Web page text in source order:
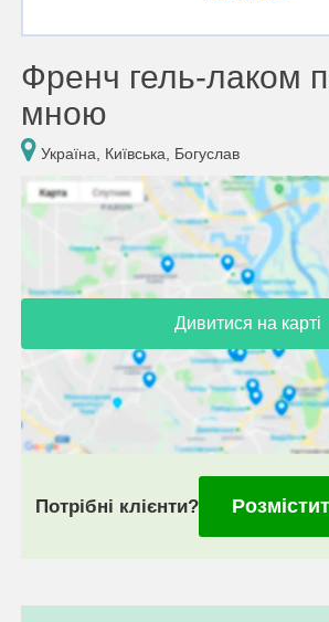
Френч гель-лаком
мною
Україна, Київська, Богуслав
Дивитися на карті
Потрібні клієнти?